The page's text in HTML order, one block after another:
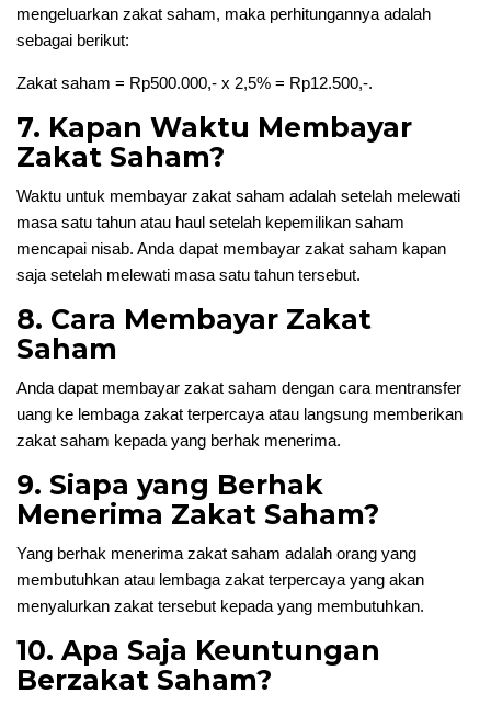
mengeluarkan zakat saham, maka perhitungannya adalah
sebagai berikut:
Zakat saham = Rp500.000,- x 2,5% = Rp12.500,-.
7. Kapan Waktu Membayar
Zakat Saham?
Waktu untuk membayar zakat saham adalah setelah melewati
masa satu tahun atau haul setelah kepemilikan saham
mencapai nisab. Anda dapat membayar zakat saham kapan
saja setelah melewati masa satu tahun tersebut.
8. Cara Membayar Zakat
Saham
Anda dapat membayar zakat saham dengan cara mentransfer
uang ke lembaga zakat terpercaya atau langsung memberikan
zakat saham kepada yang berhak menerima.
9. Siapa yang Berhak
Menerima Zakat Saham?
Yang berhak menerima zakat saham adalah orang yang
membutuhkan atau lembaga zakat terpercaya yang akan
menyalurkan zakat tersebut kepada yang membutuhkan.
10. Apa Saja Keuntungan
Berzakat Saham?